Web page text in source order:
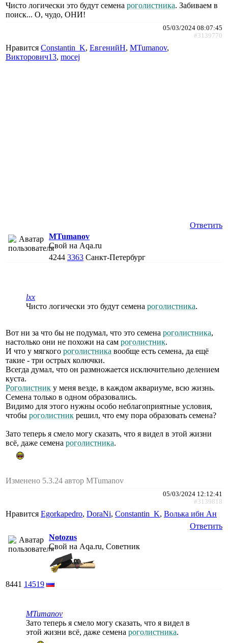
Чисто логически это будут семена роголистника. Забиваем в
поиск... О, чудо, ОНИ!
05/03/2024 08:07:45
#3139770
Нравится Constantin_K, ЕвгенийН, MTumanov,
Викторович13, mocej
Ответить
MTumanov
Свой на Aqa.ru
4244 3363 Санкт-Петербург
lxx
Чисто логически это будут семена роголистника.
Вот ни за что бы не подумал, что это семена роголистника,
настолько они не похожи на сам роголистник.
И что у мягкого роголистника вообще есть семена, да ещё
такие - три острых колючки.
Всегда думал, что он размножается исключительно делением
куста.
Роголистник у меня везде, в каждом аквариуме, всю жизнь.
Семена только в одном образовались.
Видимо для этого нужны особо неблагоприятные условия,
чтобы роголистник решил, что ему пора образовать семена?
Зато теперь я смело могу сказать, что я видел в этой жизни
всё, даже семена роголистника.
Изменено 5.3.24 автор MTumanov
05/03/2024 12:12:41
#3139818
Нравится Egorkapedro, DoraNi, Constantin_K, Волька ибн Ан
Ответить
Notozus
Свой на Aqa.ru, Советник
8441 14519
MTumanov
Зато теперь я смело могу сказать, что я видел в
этой жизни всё, даже семена роголистника.